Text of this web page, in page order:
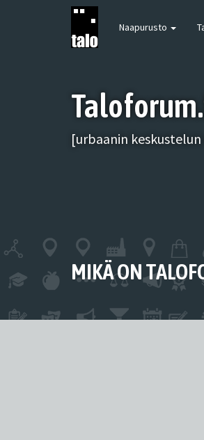
Naapurusto
[urbaanin
MIKÄ ON